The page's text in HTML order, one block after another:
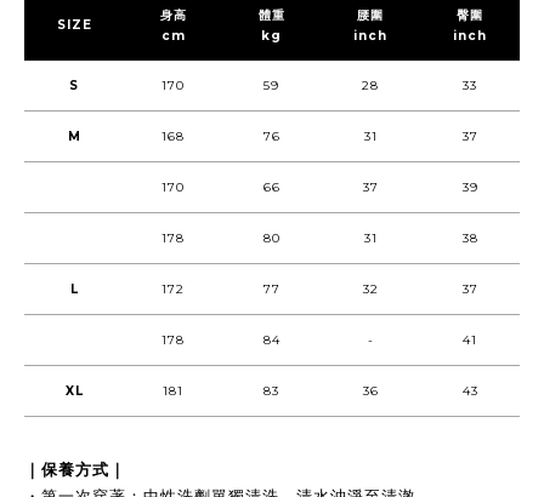
SIZE
身高
cm
體重
kg
腰圍
inch
臀圍
inch
S 170 59 28 33
M 168 76 31 37
170 66 37 39
178 80 31 38
L 172 77 32 37
178 84 - 41
XL 181 83 36 43
｜保養方式｜